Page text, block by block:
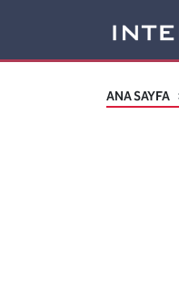
ANA SAYFA